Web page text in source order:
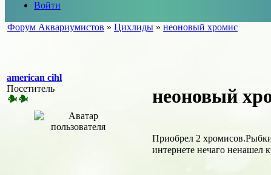
Войти
Форум Аквариумистов » Цихлиды » неоновый хромис
american cihl
Посетитель
неоновый
Приобрел 2
интернете нечаго ненашел